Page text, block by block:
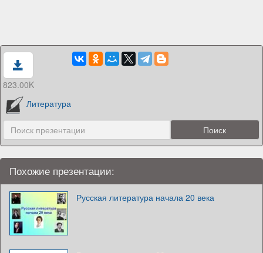
823.00K
Литература
Похожие презентации:
Русская литература начала 20 века